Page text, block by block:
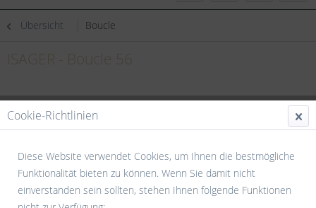
Übersicht Boucle
Cookie-Richtlinien
Diese Website verwendet Cookies, um Ihnen die bestmögliche
Funktionalität bieten zu können. Wenn Sie damit nicht
einverstanden sein sollten, stehen Ihnen folgende Funktionen